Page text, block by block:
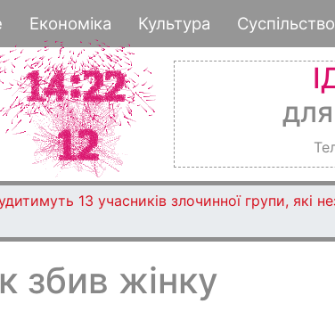
до
основного
Економіка Культура Суспільство
для
13 учасників злочинної групи, які
збив жінку